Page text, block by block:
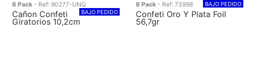
6 Pack - Ref: 90277-UNQ
BAJO PEDIDO
Cañon Confeti
Giratorios 10,2cm
6 Pack - Ref: 73998 BAJO PEDIDO
Confeti Oro Y Plata Foil
56,7gr